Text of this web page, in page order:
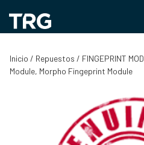
contenido
Inicio / Repuestos / FINGEPRINT
Module, Morpho Fingeprint Module